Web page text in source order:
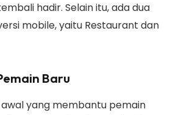
hadir. Selain itu, ada dua
mobile, yaitu Restaurant dan
Baru
yang membantu pemain